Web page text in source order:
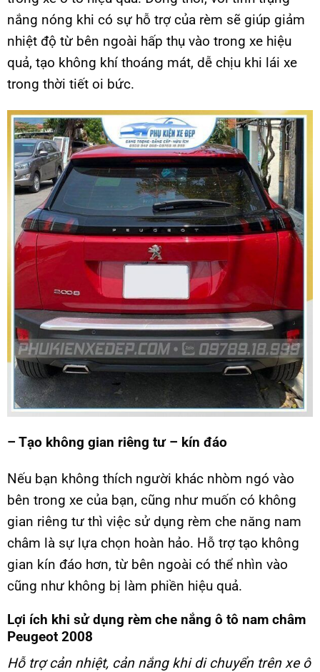
nắng nóng khi có sự hỗ trợ của rèm sẽ giúp giảm
nhiệt độ từ bên ngoài hấp thụ vào trong xe hiệu
quả, tạo không khí thoáng mát, dễ chịu khi lái xe
trong thời tiết oi bức.
– Tạo không gian riêng tư – kín đáo
Nếu bạn không thích người khác nhòm ngó vào
bên trong xe của bạn, cũng như muốn có không
gian riêng tư thì việc sử dụng rèm che năng nam
châm là sự lựa chọn hoàn hảo. Hỗ trợ tạo không
gian kín đáo hơn, từ bên ngoài có thể nhìn vào
cũng như không bị làm phiền hiệu quả.
Lợi ích khi sử dụng rèm che nắng ô tô nam châm
Peugeot 2008
Hỗ trợ cản nhiệt, cản nắng khi di chuyển trên xe ô